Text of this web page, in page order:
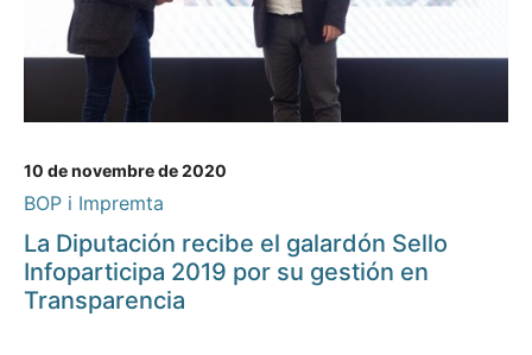
10 de novembre de 2020
BOP i Impremta
La Diputación recibe el galardón Sello
Infoparticipa 2019 por su gestión en
Transparencia